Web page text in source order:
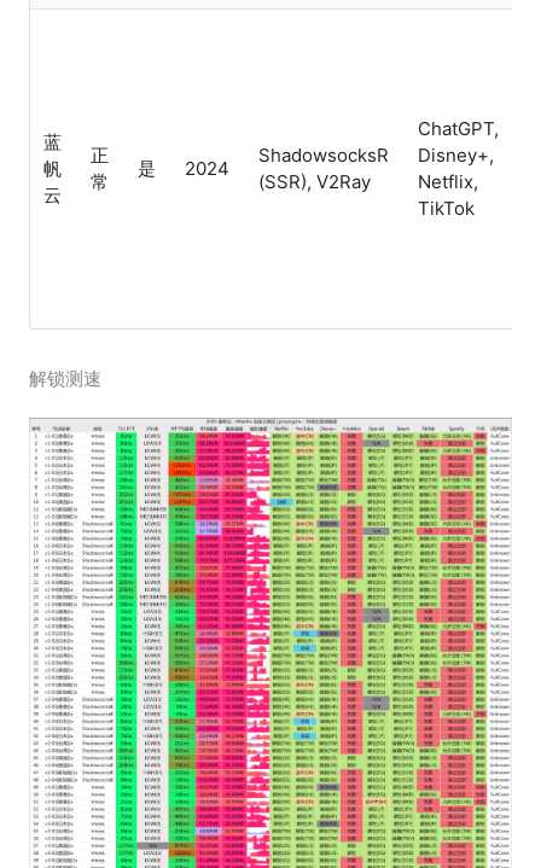
蓝
帆
云
正
常
是 2024
ShadowsocksR
(SSR), V2Ray
ChatGPT,
Disney+,
Netflix,
TikTok
解锁测速